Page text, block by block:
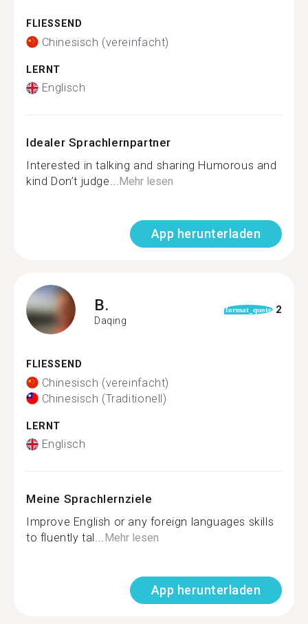
FLIESSEND
Chinesisch (vereinfacht)
LERNT
Englisch
Idealer Sprachlernpartner
Interested in talking and sharing Humorous and
kind Don’t judge...Mehr lesen
App herunterladen
B.
Daqing
format_quote 2
FLIESSEND
Chinesisch (vereinfacht)
Chinesisch (Traditionell)
LERNT
Englisch
Meine Sprachlernziele
Improve English or any foreign languages skills
to fluently tal...Mehr lesen
App herunterladen